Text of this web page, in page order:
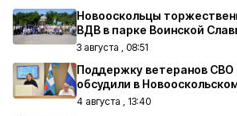
Новооскольцы
ВДВ в парке Воинской
3 августа , 08:51
Поддержку ветеранов СВО
обсудили в
4 августа , 13:40